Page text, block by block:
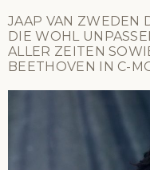
JAAP VAN ZWEDEN
DIE WOHL
ALLER ZEITEN
BEETHOVEN IN C-